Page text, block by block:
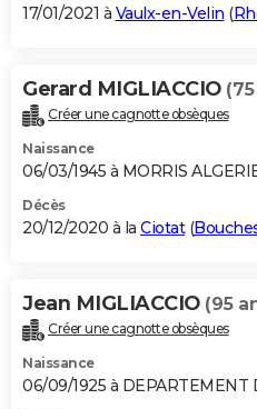
17/01/2021 à Vaulx-en-Velin (
Gerard MIGLIACCIO
Créer une cagnotte obsèques
Naissance
06/03/1945 à MORRIS
Décès
20/12/2020 à la Ciotat(
Jean MIGLIACCIO (95
Créer une cagnotte obsèques
Naissance
06/09/1925 à DEPARTEMENT